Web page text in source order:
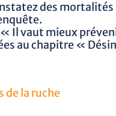
des
Il vaut mieux
au chapitre «
de la ruche